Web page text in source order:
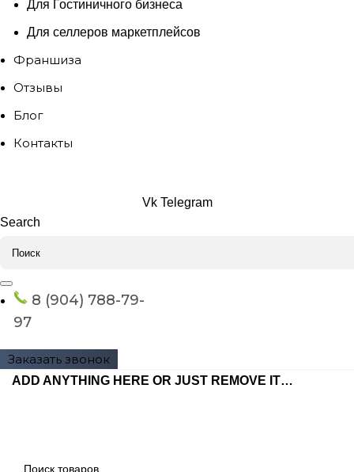
Для Гостиничного бизнеса
Для селлеров маркетплейсов
Франшиза
Отзывы
Блог
Контакты
Vk Telegram
Search
8 (904) 788-79-
97
Заказать звонок
ADD ANYTHING HERE OR JUST REMOVE IT…